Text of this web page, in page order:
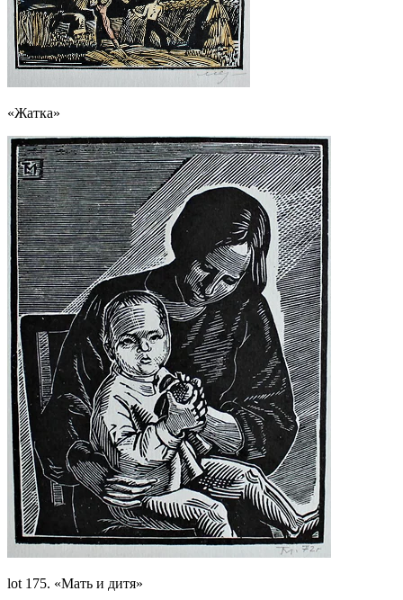
«Жатка»
lot 175. «Мать и дитя»